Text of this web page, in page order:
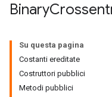
Binary
Su questa pagina
Costanti ereditate
Costruttori pubblici
Metodi pubblici